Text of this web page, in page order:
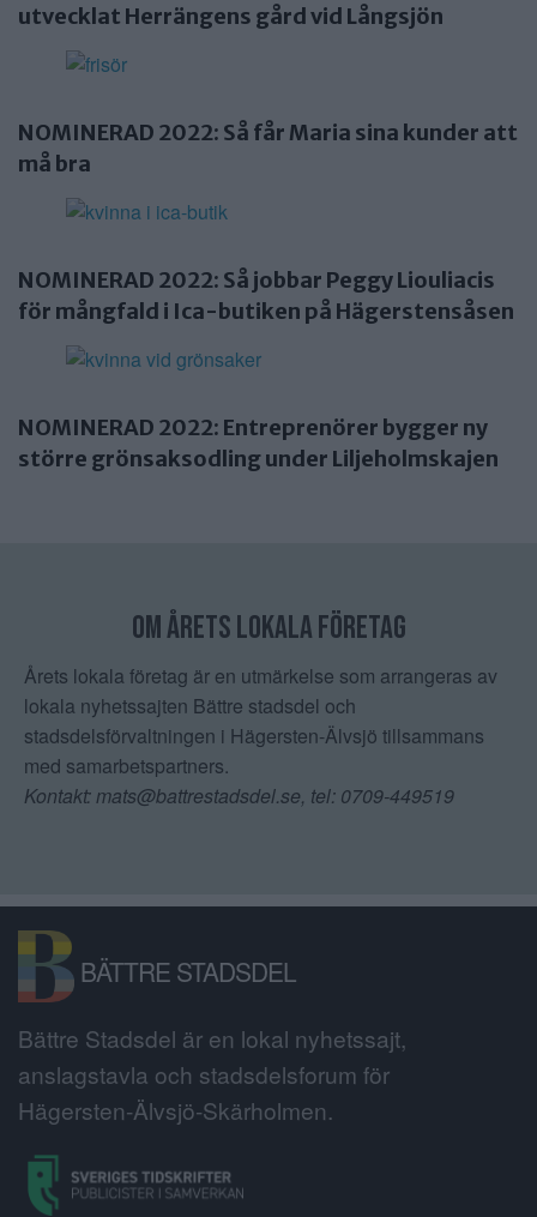
utvecklat Herrängens gård vid Långsjön
NOMINERAD 2022: Så får Maria sina kunder att
må bra
NOMINERAD 2022: Så jobbar Peggy Liouliacis
för mångfald i Ica-butiken på Hägerstensåsen
NOMINERAD 2022: Entreprenörer bygger ny
större grönsaksodling under Liljeholmskajen
Om åretS lokala företag
Årets lokala företag är en utmärkelse som arrangeras av
lokala nyhetssajten Bättre stadsdel och
stadsdelsförvaltningen i Hägersten-Älvsjö tillsammans
med samarbetspartners.
Kontakt: mats@battrestadsdel.se, tel: 0709-449519
BÄTTRE STADSDEL
Bättre Stadsdel är en lokal nyhetssajt,
anslagstavla och stadsdelsforum för
Hägersten-Älvsjö-Skärholmen.